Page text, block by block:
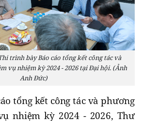
trình bày Báo cáo tổng kết công tác và
vụ nhiệm kỳ 2024 - 2026 tại Đại hội. (Ảnh
Anh Đức)
tổng kết công tác và phương
nhiệm kỳ 2024 - 2026, Thư